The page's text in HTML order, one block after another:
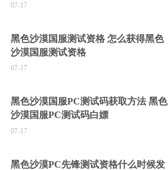
07-17
黑色沙漠国服测试资格 怎么获得黑色
沙漠国服测试资格
07-17
黑色沙漠国服PC测试码获取方法 黑色
沙漠国服PC测试码白嫖
07-17
黑色沙漠PC先锋测试资格什么时候发